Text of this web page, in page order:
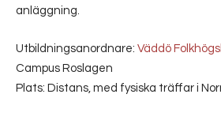
anläggning.
Utbildningsanordnare: Väddö
Campus Roslagen
Plats: Distans, med fysiska träffar i